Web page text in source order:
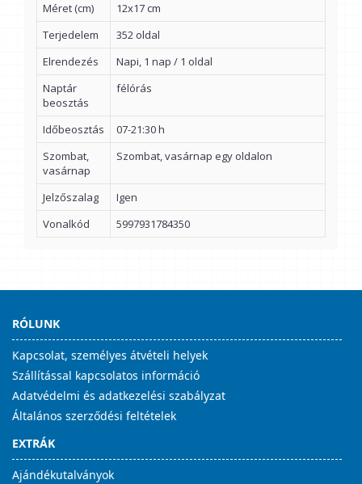
Méret (cm)
12x17 cm
Terjedelem
352 oldal
Elrendezés
Napi, 1 nap / 1 oldal
Naptár
beosztás
félórás
Időbeosztás
07-21:30 h
Szombat,
vasárnap
Szombat, vasárnap egy oldalon
Jelzőszalag
Igen
Vonalkód
5997931784350
RÓLUNK
Kapcsolat, személyes átvételi helyek
Szállítással kapcsolatos információ
Adatvédelmi és adatkezelési szabályzat
Általános szerződési feltételek
EXTRÁK
Ajándékutalványok